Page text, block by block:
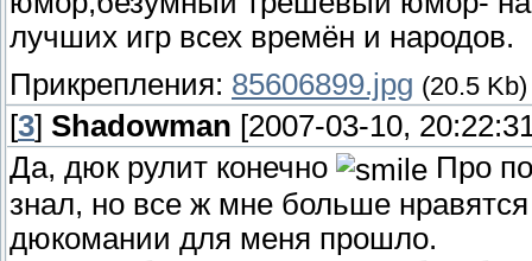
лучших игр всех времён и народов.
Прикрепления: 85606899.jpg (20.5 Kb)
[3] Shadowman [2007-03-10,
Да, дюк рулит конечно
Про
знал, но все ж мне больше
дюкомании для меня прошло.